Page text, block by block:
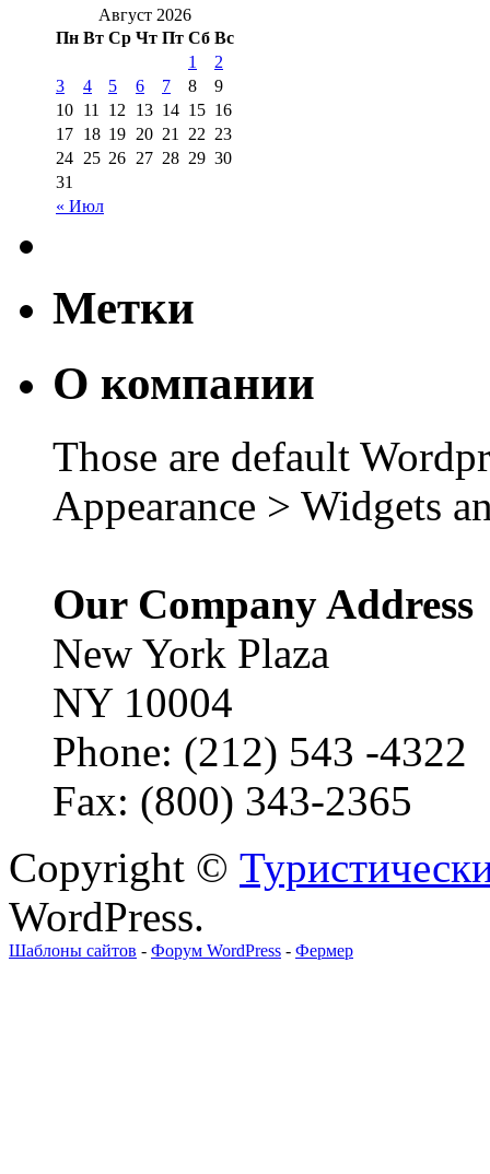
Август 2026
Пн Вт Ср Чт Пт Сб Вс
« Июл
1
2
3
4 5 6 7 8
9
10 11 12 13 14 15 16
17 18 19 20 21 22 23
24 25 26 27 28 29 30
31
Метки
О компании
Those are default
Appearance > Widgets
Our Company Address
New York Plaza
NY 10004
Phone: (212) 543 -4322
Fax: (800) 343-2365
Copyright ©
WordPress.
Шаблоны сайтов - Форум WordPress - Фермер